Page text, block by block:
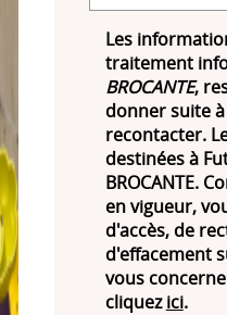
Les
traitement
BROCANTE,
donner suite
recontacter.
destinées à
BROCANTE.
en vigueur,
d'accès, de
d'effacement
vous
cliquezici.